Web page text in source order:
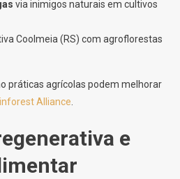
via inimigos naturais em cultivos
Coolmeia (RS) com agroflorestas
práticas agrícolas podem melhorar
Alliance
e